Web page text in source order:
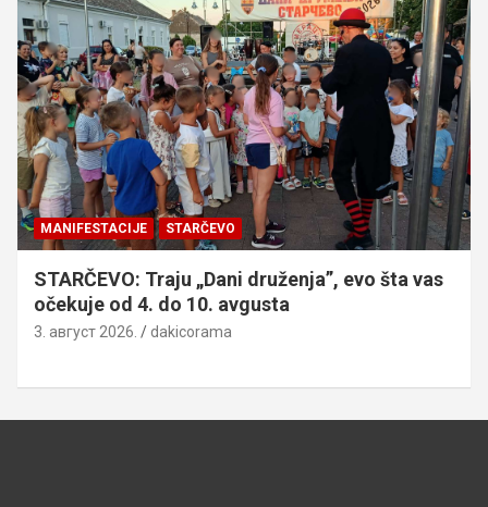
MANIFESTACIJE STARČEVO
STARČEVO: Traju „Dani druženja”, evo šta vas
očekuje od 4. do 10. avgusta
3. август 2026. dakicorama